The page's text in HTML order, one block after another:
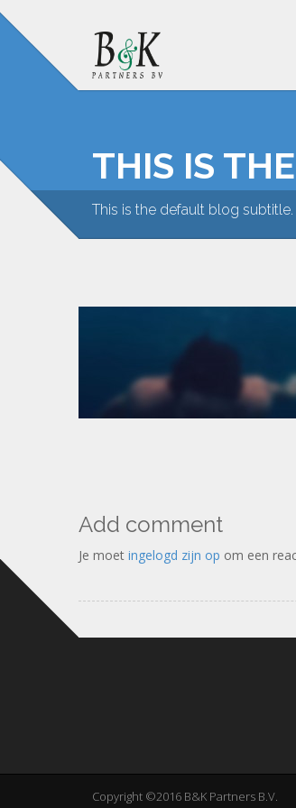
THIS IS
This is the default blog subtitle.
Add comment
Je moet ingelogd zijn op om een
Copyright ©2016 B&K Partners B.V.